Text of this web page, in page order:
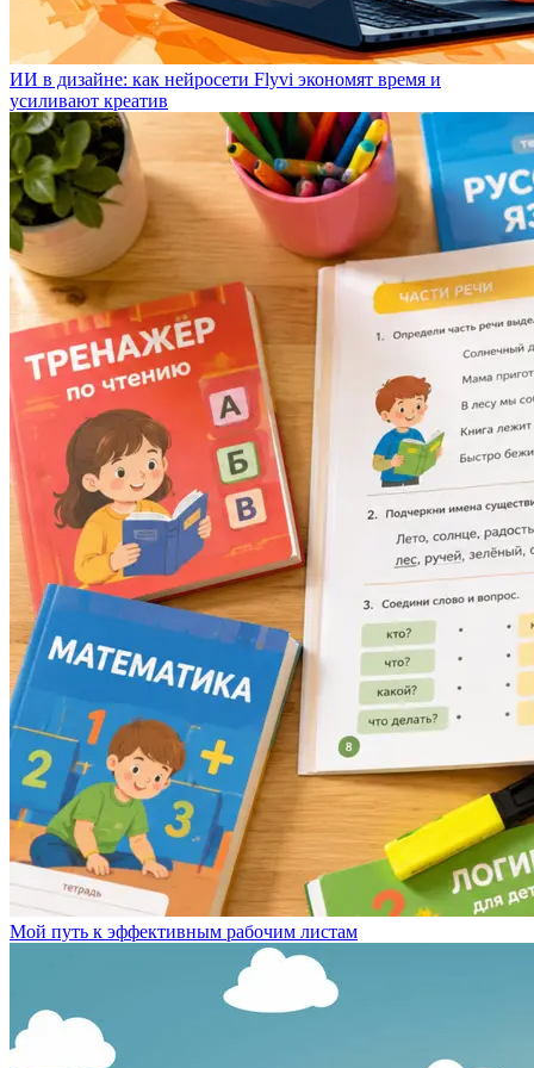
ИИ в дизайне: как нейросети Flyvi экономят время и
усиливают креатив
Мой путь к эффективным рабочим листам